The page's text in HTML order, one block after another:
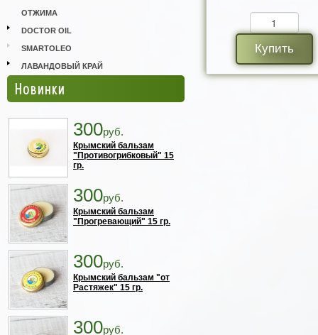
ОТЖИМА
DOCTOR OIL
SMARTOLEO
ЛАВАНДОВЫЙ КРАЙ
Новинки
300руб.
Крымский бальзам
"Противогрибковый" 15
гр.
300руб.
Крымский бальзам
"Прогревающий" 15 гр.
300руб.
Крымский бальзам "от
Растяжек" 15 гр.
300руб.
Купить